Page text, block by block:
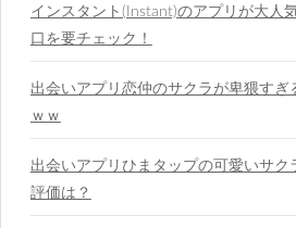
インスタント(Instant)のアプリが大人
口を要チェック！
出会いアプリ恋仲のサクラが卑猥すぎ
ｗｗ
出会いアプリひまタップの可愛いサク
評価は？